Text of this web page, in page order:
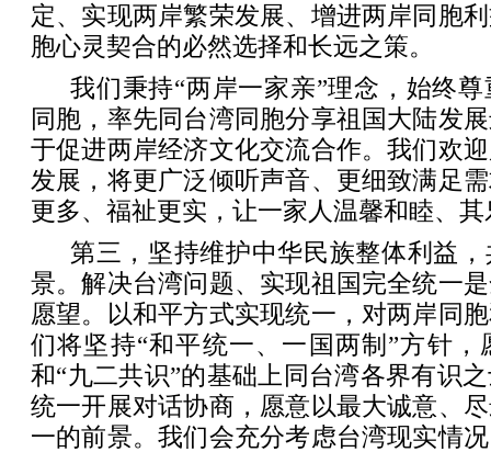
定、实现两岸繁荣发展、增进两岸同胞
胞心灵契合的必然选择和长远之策。
我们秉持“两岸一家亲”理念，始终
同胞，率先同台湾同胞分享祖国大陆发
于促进两岸经济文化交流合作。我们欢
发展，将更广泛倾听声音、更细致满足
更多、福祉更实，让一家人温馨和睦、
第三，坚持维护中华民族整体利益
景。解决台湾问题、实现祖国完全统一
愿望。以和平方式实现统一，对两岸同
们将坚持“和平统一、一国两制”方针
和“九二共识”的基础上同台湾各界有识
统一开展对话协商，愿意以最大诚意、
一的前景。我们会充分考虑台湾现实情